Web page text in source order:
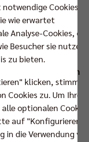
des Berlin-
sicher so schnell
des
Jan) sind 3.531
Halle geblieben, um
Volleys gegen die
das Zweitliga-
VfL Oythe
wurden
feierte einen
Cookies,
wie erwartet
Analyse-Cookies, die
Besucher sie nutzen,
zu bieten.
klicken, stimmen
Cookies zu. Um Ihre
optionalen Cookies
auf "Konfigurieren".
in die Verwendung